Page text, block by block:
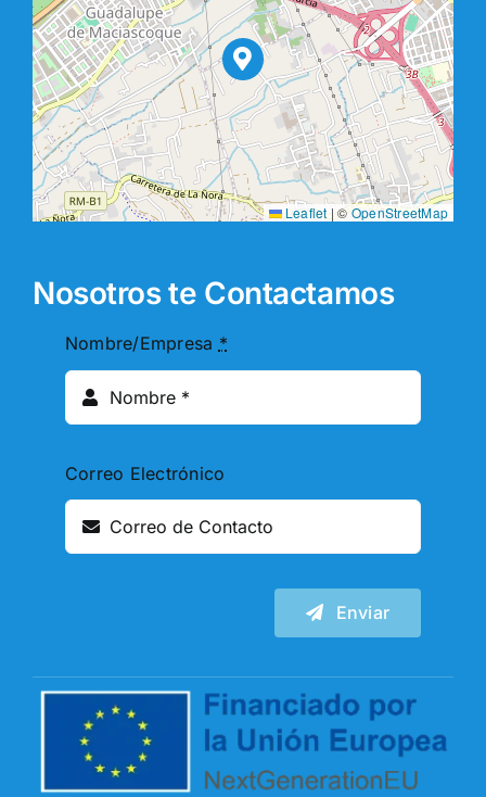
Leaflet |©OpenStreetMap
Nosotros te Contactamos
Nombre/Empresa *
Correo Electrónico
Enviar